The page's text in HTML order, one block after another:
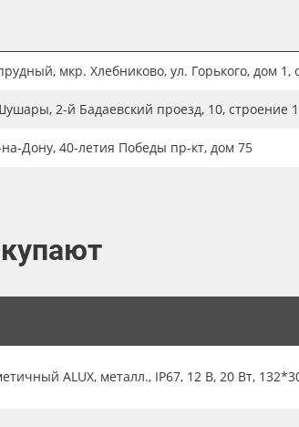
мкр. Хлебниково, ул. Горького, дом 1,
2-й Бадаевский проезд, 10, строение 1
на-Дону, 40-летия Победы пр-кт, дом 75
ALUX, металл., IP67, 12 В, 20 Вт,